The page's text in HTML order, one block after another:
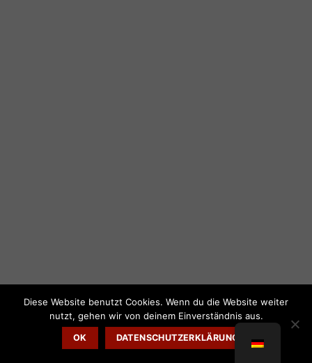
Diese Website benutzt Cookies. Wenn du die Website weiter
nutzt, gehen wir von deinem Einverständnis aus.
OK DATENSCHUTZERKLÄRUNG